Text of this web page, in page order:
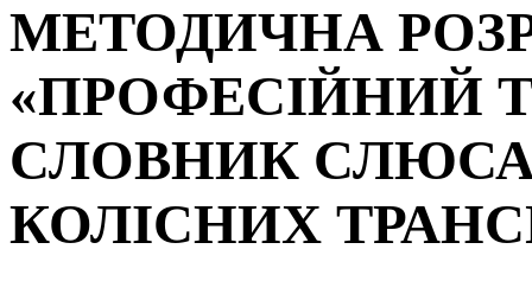
МЕТОДИЧНА
«ПРОФЕСІЙНИЙ
СЛОВНИК
КОЛІСНИХ